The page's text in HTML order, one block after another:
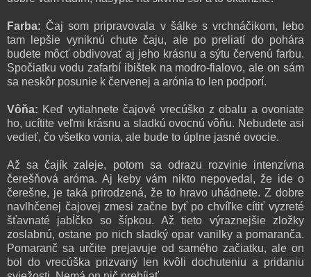
Farba:Čaj som pripravovala v šálke s vrchnáčikom, lebo
tam lepšie vyniknú chute čaju, ale po preliatí do pohára
budete môcť obdivovať aj jeho krásnu a sýtu červenú farbu.
Spočiatku vodu zafarbí ibištek na modro-fialovo, ale on sám
sa neskôr posunie k červenej a arónia to len podporí.
Vôňa: Keď vytiahnete čajové vrecúško z obalu a ovoniate
ho, ucítite veľmi krásnu a sladkú ovocnú vôňu. Nebudete asi
vedieť, čo všetko vonia, ale bude to úplne jasné ovocie.
Až sa čajík zaleje, potom sa odrazu rozvinie intenzívna
čerešňová aróma. Aj keby vám nikto nepovedal, že ide o
čerešne, je taká prirodzená, že to hravo uhádnete. Z dobre
navlhčenej čajovej zmesi začne byť po chvíľke cítiť vyzreté
šťavnaté jabĺčko so šípkou. Až tieto výraznejšie zložky
zoslabnú, ostane po nich sladký opar vanilky a pomaranča.
Pomaranč sa určite prejavuje od samého začiatku, ale on
bol do vrecúška prizvaný len kvôli dochuteniu a pridaniu